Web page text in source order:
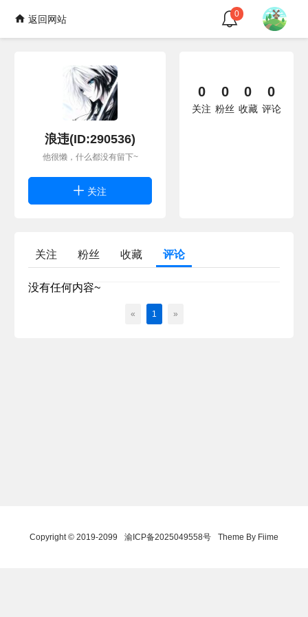
返回网站 0
浪违(ID:290536)
他很懒，什么都没有留下~
关注
0
关注
0
粉丝
0
收藏
0
评论
关注 粉丝 收藏 评论
没有任何内容~
« 1 »
Copyright © 2019-2099 渝ICP备2025049558号 Theme By Fiime